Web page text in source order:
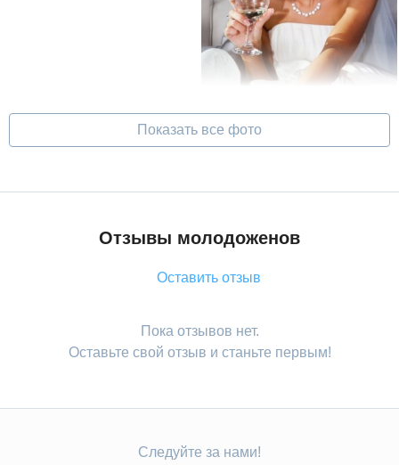
Показать все фото
Отзывы молодоженов
Оставить отзыв
Пока отзывов нет.
Оставьте свой отзыв и станьте первым!
Следуйте за нами!